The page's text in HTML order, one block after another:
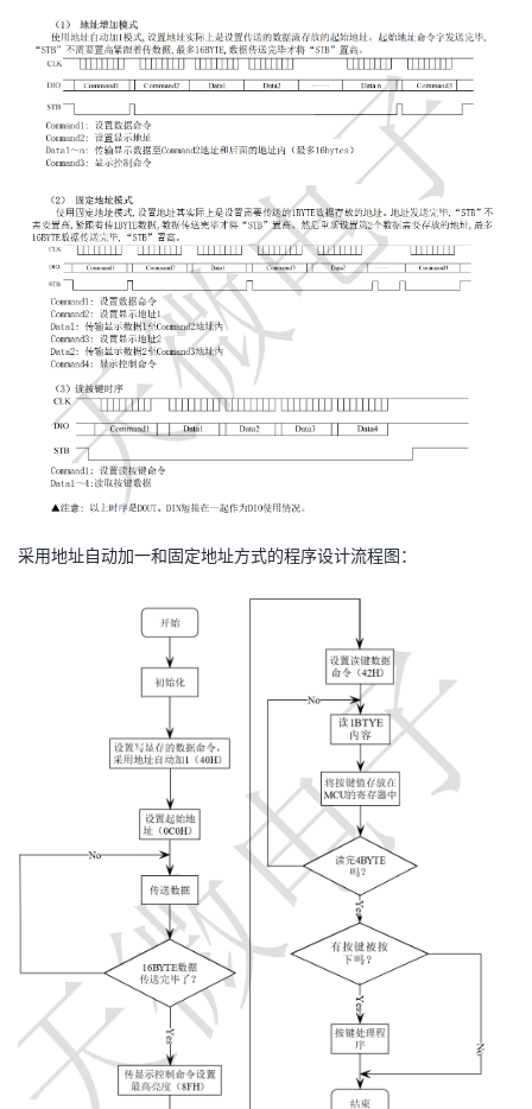
采用地址自动加一和固定地址方式的程序设计流程图：